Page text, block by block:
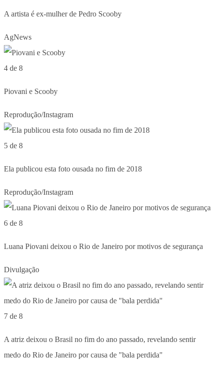
A artista é ex-mulher de Pedro Scooby
AgNews
4 de 8
Piovani e Scooby
Reprodução/Instagram
5 de 8
Ela publicou esta foto ousada no fim de 2018
Reprodução/Instagram
6 de 8
Luana Piovani deixou o Rio de Janeiro por motivos de segurança
Divulgação
7 de 8
A atriz deixou o Brasil no fim do ano passado, revelando sentir
medo do Rio de Janeiro por causa de "bala perdida"